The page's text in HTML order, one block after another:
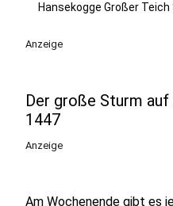
Hansekogge Großer
Anzeige
Der große Sturm
1447
Anzeige
Am Wochenende gibt es